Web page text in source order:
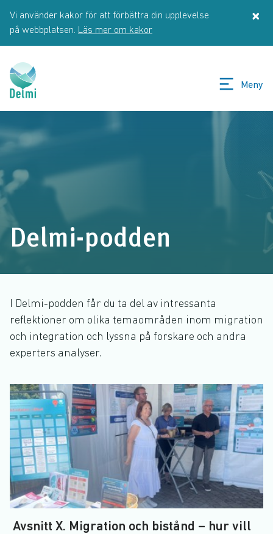
Vi använder kakor för att förbättra din upplevelse
på webbplatsen. Läs mer om kakor
×
Meny
Delmi-podden
I Delmi-podden får du ta del av intressanta
reflektioner om olika temaområden inom migration
och integration och lyssna på forskare och andra
experters analyser.
Avsnitt X. Migration och bistånd – hur vill